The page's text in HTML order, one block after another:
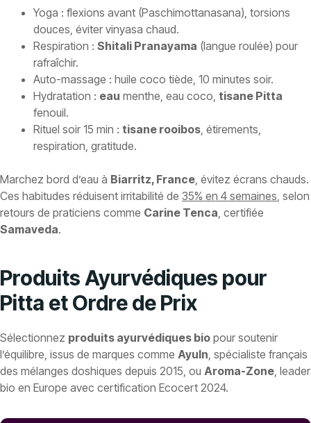
Yoga : flexions avant (Paschimottanasana), torsions
douces, éviter vinyasa chaud.
Respiration : Shitali Pranayama (langue roulée) pour
rafraîchir.
Auto-massage : huile coco tiède, 10 minutes soir.
Hydratation : eau menthe, eau coco, tisane Pitta
fenouil.
Rituel soir 15 min : tisane rooibos , étirements,
respiration, gratitude.
Marchez bord d’eau à Biarritz, France , évitez écrans chauds.
Ces habitudes réduisent irritabilité de 35% en 4 semaines , selon
retours de praticiens comme Carine Tenca , certifiée
Samaveda.
Produits Ayurvédiques pour
Pitta et Ordre de Prix
Sélectionnez produits ayurvédiques bio pour soutenir
l’équilibre, issus de marques comme AyuIn , spécialiste français
des mélanges doshiques depuis 2015, ou Aroma-Zone , leader
bio en Europe avec certification Ecocert 2024.